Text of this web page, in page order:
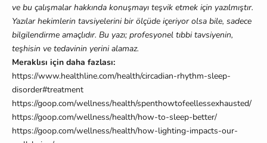
ve bu çalışmalar hakkında konuşmayı teşvik etmek için yazılmıştır.
Yazılar hekimlerin tavsiyelerini bir ölçüde içeriyor olsa bile, sadece
bilgilendirme amaçlıdır. Bu yazı; profesyonel tıbbi tavsiyenin,
teşhisin ve tedavinin yerini alamaz.
Meraklısı için daha fazlası:
https://www.healthline.com/health/circadian-rhythm-sleep-
disorder#treatment
https://goop.com/wellness/health/spenthowtofeellessexhausted/
https://goop.com/wellness/health/how-to-sleep-better/
https://goop.com/wellness/health/how-lighting-impacts-our-